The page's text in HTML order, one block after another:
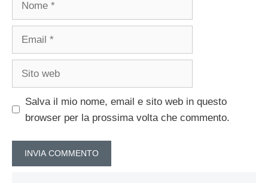
Salva il mio nome, email e sito web in questo
browser per la prossima volta che commento.